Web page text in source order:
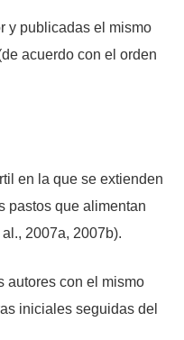
y publicadas el mismo
acuerdo con el orden
en la que se extienden
pastos que alimentan
2007a, 2007b).
autores con el mismo
iniciales seguidas del